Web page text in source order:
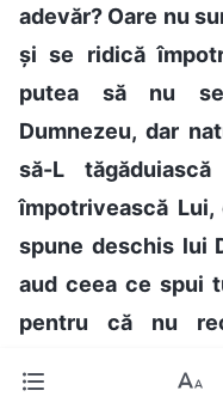
adevăr? Oare nu
și se ridică
putea să nu
Dumnezeu, dar
să-L
împotrivească
spune deschis lui
aud ceea ce spui
pentru că nu
îmi servește